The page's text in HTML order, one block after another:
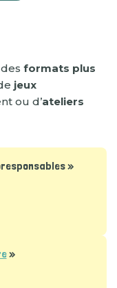
formats plus
jeux
ou d’ateliers
»
»